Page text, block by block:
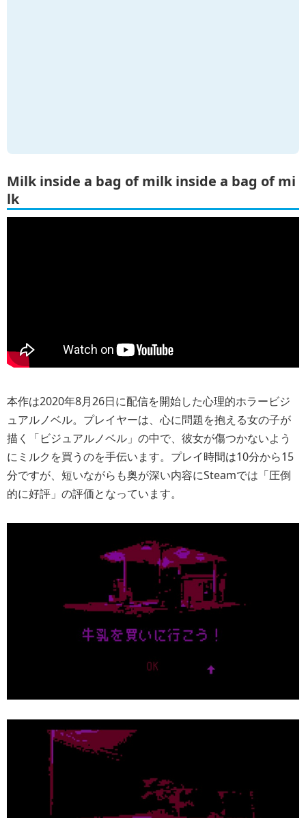
Milk inside a bag of milk inside a bag of mi
lk
本作は2020年8月26日に配信を開始した心理的ホラービジ
ュアルノベル。プレイヤーは、心に問題を抱える女の子が
描く「ビジュアルノベル」の中で、彼女が傷つかないよう
にミルクを買うのを手伝います。プレイ時間は10分から15
分ですが、短いながらも奥が深い内容にSteamでは「圧倒
的に好評」の評価となっています。